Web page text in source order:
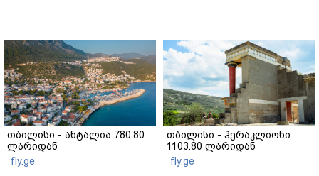
თბილისი - ანტალია 780.80
ლარიდან
fly.ge
თბილისი - ჰერაკლიონი
1103.80 ლარიდან
fly.ge